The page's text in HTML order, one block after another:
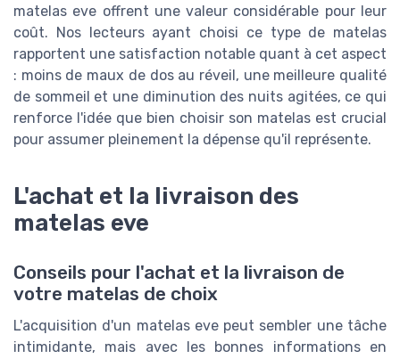
matelas eve offrent une valeur considérable pour leur
coût. Nos lecteurs ayant choisi ce type de matelas
rapportent une satisfaction notable quant à cet aspect
: moins de maux de dos au réveil, une meilleure qualité
de sommeil et une diminution des nuits agitées, ce qui
renforce l'idée que bien choisir son matelas est crucial
pour assumer pleinement la dépense qu'il représente.
L'achat et la livraison des
matelas eve
Conseils pour l'achat et la livraison de
votre matelas de choix
L'acquisition d'un matelas eve peut sembler une tâche
intimidante, mais avec les bonnes informations en